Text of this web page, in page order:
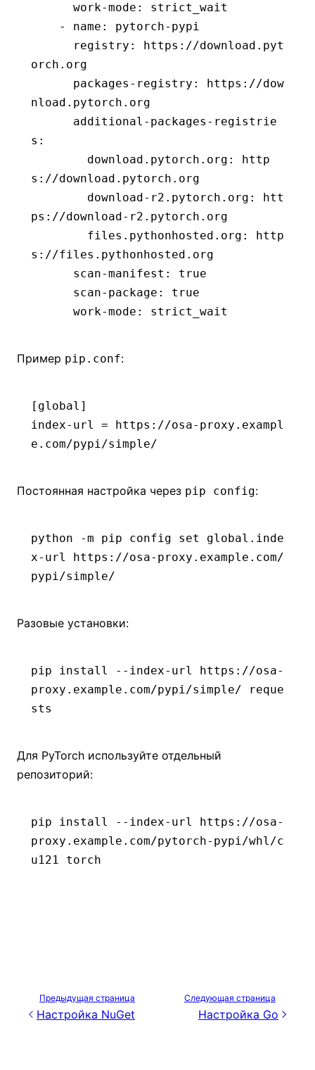
      work-mode
:
strict_wait
    -
name :
pytorch-pypi
      registry
:
https://download.pyt
orch.org
      packages-registry
:
https://dow
nload.pytorch.org
s :
        download.pytorch.org
:
http
s://download.pytorch.org
        download-r2.pytorch.org
:
htt
ps://download-r2.pytorch.org
        files.pythonhosted.org
:
http
s://files.pythonhosted.org
      scan-manifest
:
true
      scan-package
:
true
      work-mode
: strict_wait
Пример pip.conf:
[global]
index-url
= https://osa-proxy.exampl
e.com/pypi/simple/
Постоянная настройка через pip config:
python -m pip config set
global.inde
x-url
https://osa-proxy.example.com/
pypi/simple/
Разовые установки:
pip install --index-url
https://osa-
proxy.example.com/pypi/simple/ reque
sts
Для PyTorch используйте отдельный
репозиторий:
pip install --index-url
https://osa-
proxy.example.com/pytorch-pypi/whl/c
u121 torch
Предыдущая страница
Настройка NuGet
Следующая страница
Настройка Go